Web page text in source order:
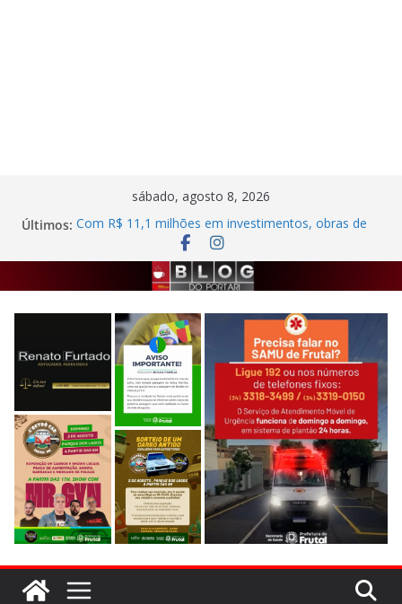
conteúdo
sábado, agosto 8, 2026
Últimos: Com R$ 11,1 milhões em investimentos, obras de
melhoria na ETE de Frutal seguem em ritmo
avançado
Autor de agressão contra trabalhadora do
estacionamento rotativo é preso em Frutal
Semana da Cultura Nordestina
Criminosos invadem casa desabitada e furtam
bicicleta, botijões e utensílios no Centro de Frutal